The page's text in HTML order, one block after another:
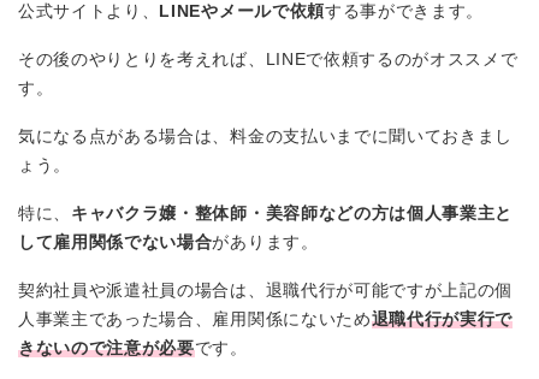
公式サイトより、 LINEやメールで依頼する事ができます。
その後のやりとりを考えれば、LINEで依頼するのがオススメで
す。
気になる点がある場合は、料金の支払いまでに聞いておきまし
ょう。
特に、 キャバクラ嬢・整体師・美容師などの方は個人事業主と
して雇用関係でない場合があります。
契約社員や派遣社員の場合は、退職代行が可能ですが上記の個
人事業主であった場合、雇用関係にないため退職代行が実行で
きないので注意が必要です。